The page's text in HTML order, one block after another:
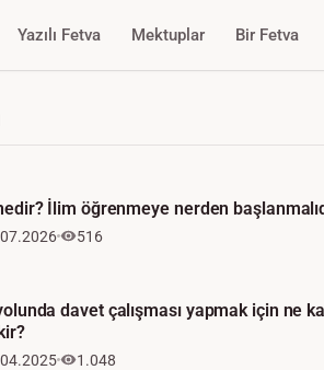
Yazılı Fetva Mektuplar Bir Fetva
İlim öğrenmeye nerden
516
davet çalışması yapmak için ne
1.048